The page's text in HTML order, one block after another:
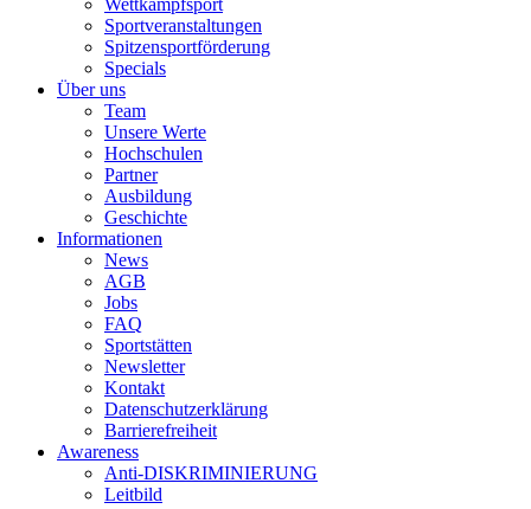
Sportveranstaltungen
Spitzensportförderung
Specials
Über uns
Team
Unsere Werte
Hochschulen
Partner
Ausbildung
Geschichte
Informationen
News
AGB
Jobs
FAQ
Sportstätten
Newsletter
Kontakt
Datenschutzerklärung
Barrierefreiheit
Awareness
Anti-DISKRIMINIERUNG
Leitbild